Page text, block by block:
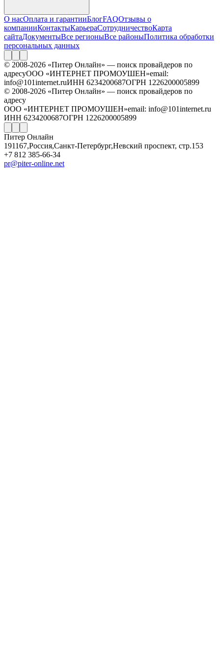
О насОплата и гарантииБлогFAQОтзывы о
компанииКонтактыКарьераСотрудничествоКарта
сайтаДокументыВсе регионыВсе районыПолитика обработки
персональных данных
© 2008-2026 «Питер Онлайн» — поиск провайдеров по
адресуООО «ИНТЕРНЕТ ПРОМОУШЕН»email:
info@101internet.ruИНН 6234200687ОГРН 1226200005899
© 2008-2026 «Питер Онлайн» — поиск провайдеров по
адресу
ООО «ИНТЕРНЕТ ПРОМОУШЕН»email: info@101internet.ru
ИНН 6234200687ОГРН 1226200005899
Питер Онлайн
191167,Россия,Санкт-Петербург,Невский проспект, стр.153
+7 812 385-66-34
pr@piter-online.net